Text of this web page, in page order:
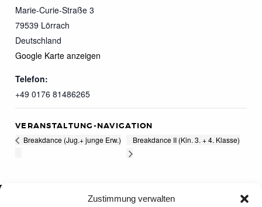
Zustimmung verwalten
Marie-Curie-Straße 3
79539 Lörrach
Deutschland
Google Karte anzeigen
Telefon:
+49 0176 81486265
VERANSTALTUNG-NAVIGATION
Breakdance (Jug.+ junge Erw.) Breakdance II (Kin. 3. + 4. Klasse)